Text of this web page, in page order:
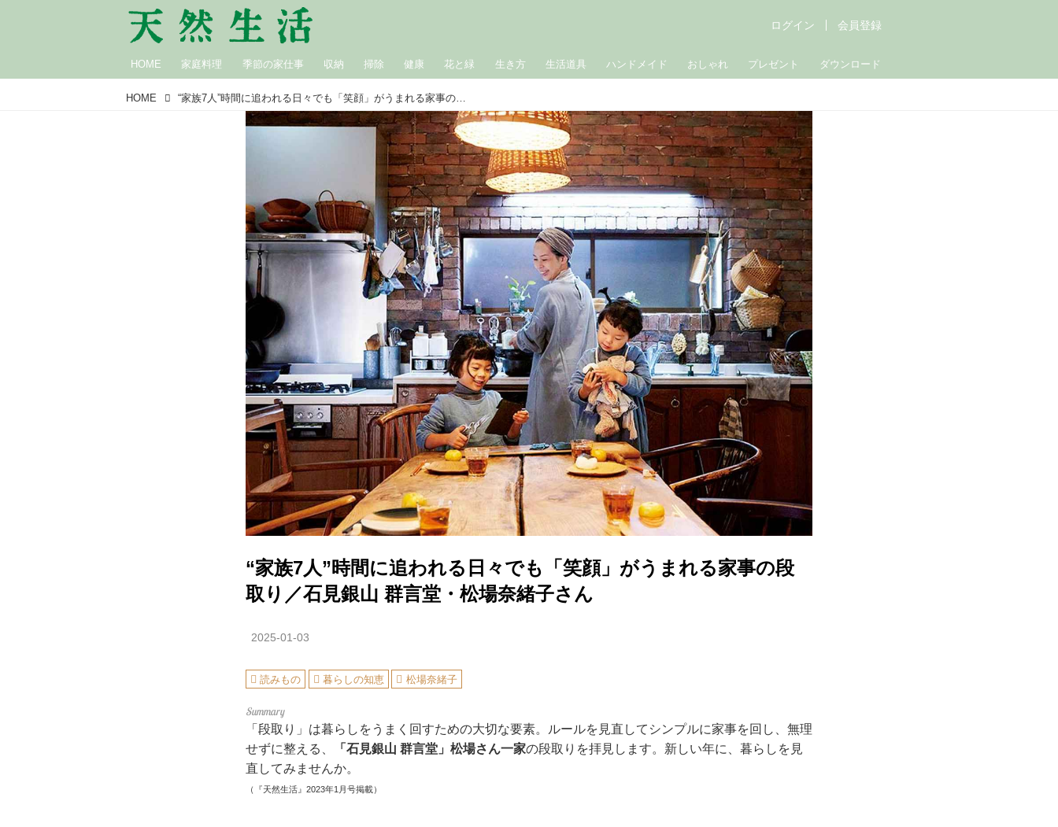
HOME 家庭料理 季節の家仕事 収納 掃除 健康 花と緑 生き方 生活道具 ハンドメイド おしゃれ プレゼント ダウンロード
ログイン 会員登録
HOME “家族7人”時間に追われる日々でも「笑顔」がうまれる家事の段取り／石見銀山 群言堂・松場奈緒子さん
“家族7人”時間に追われる日々でも「笑顔」がうまれる家事の段
取り／石見銀山 群言堂・松場奈緒子さん
2025-01-03
読みもの 暮らしの知恵 松場奈緒子
「段取り」は暮らしをうまく回すための大切な要素。ルールを見直してシンプルに家事を回し、無理
せずに整える、
「石見銀山 群言堂」松場さん一家の段取りを拝見します。新しい年に、暮らしを見
直してみませんか。
（『天然生活』2023年1月号掲載）